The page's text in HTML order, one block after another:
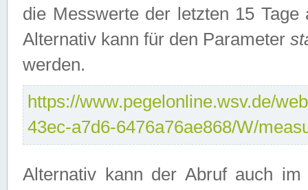
die Messwerte der letzten 15
Alternativ kann für den Parameter
werden.
https://www.pegelonline.wsv.de/
43ec-a7d6-6476a76ae868/W/
Alternativ kann der Abruf auch